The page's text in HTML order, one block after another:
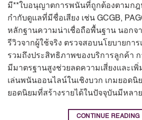
มี**ใบอนุญาตการพนันที่ถูกต้องตามกฎ
กำกับดูแลที่มีชื่อเสียง เช่น GCGB,
หลักฐานความน่าเชื่อถือพื้นฐาน นอกจ
รีวิวจากผู้ใช้จริง ตรวจสอบนโยบายกา
รวมถึงประสิทธิภาพของบริการลูกค้า
มีมาตรฐานสูงช่วยลดความเสี่ยงและเ
เล่นพนันออนไลน์ในเชิงบวก เกมยอดนิ
ยอดนิยมที่สร้างรายได้ในปัจจุบันมีหลา
CONTINUE READING